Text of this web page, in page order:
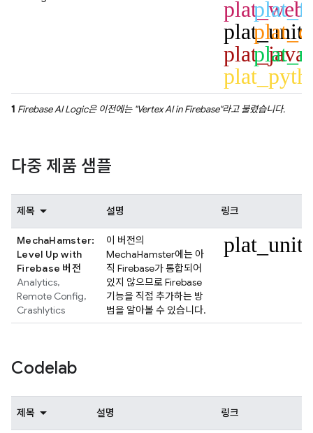
plat_web
plat_java
1 Firebase AI Logic은 이전에는 "Vertex AI in Firebase"라고 불렸습니다.
다중 제품 샘플
제목 설명 링크
MechaHamster:
Level Up with
Firebase 버전
Analytics,
Remote Config,
Crashlytics
이 버전의
MechaHamster에는 아
직 Firebase가 통합되어
있지 않으므로 Firebase
기능을 직접 추가하는 방
법을 알아볼 수 있습니다.
Codelab
제목 설명 링크